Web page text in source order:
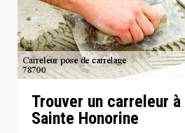
Trouver un carreleur à
Sainte Honorine